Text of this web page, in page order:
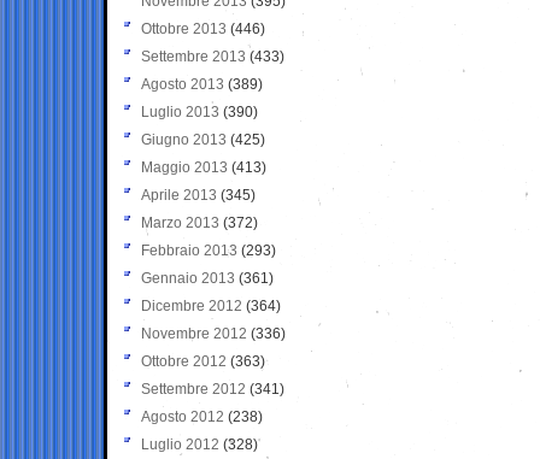
Ottobre 2013 (446)
Settembre 2013 (433)
Agosto 2013 (389)
Luglio 2013 (390)
Giugno 2013 (425)
Maggio 2013 (413)
Aprile 2013 (345)
Marzo 2013 (372)
Febbraio 2013 (293)
Gennaio 2013 (361)
Dicembre 2012 (364)
Novembre 2012 (336)
Ottobre 2012 (363)
Settembre 2012 (341)
Agosto 2012 (238)
Luglio 2012 (328)